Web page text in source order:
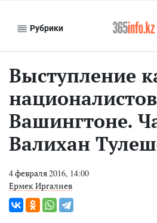
Рубрики
Выступление
Вашингтоне.
Валихан
4 февраля 2016, 14:00
Ермек Иргалиев